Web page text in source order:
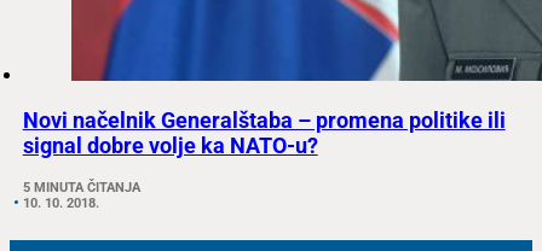
Novi načelnik Generalštaba – promena politike ili
signal dobre volje ka NATO-u?
5 MINUTA ČITANJA
10. 10. 2018.